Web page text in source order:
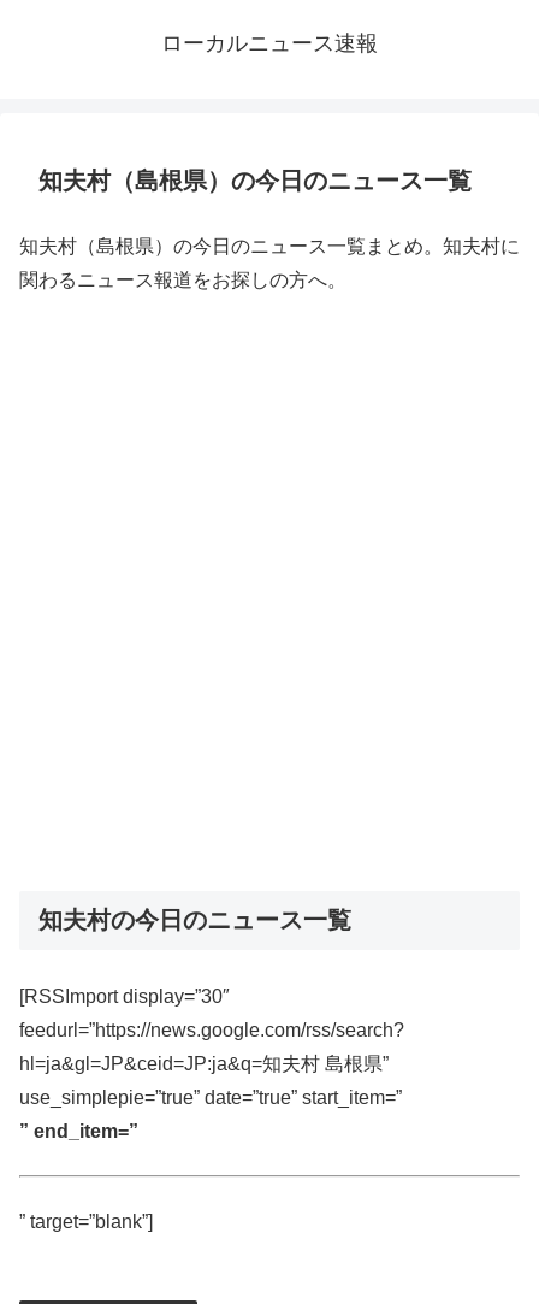
ローカルニュース速報
知夫村（島根県）の今日のニュース一覧
知夫村（島根県）の今日のニュース一覧まとめ。知夫村に
関わるニュース報道をお探しの方へ。
知夫村の今日のニュース一覧
[RSSImport display=”30″
feedurl=”https://news.google.com/rss/search?
hl=ja&gl=JP&ceid=JP:ja&q=知夫村 島根県”
use_simplepie=”true” date=”true” start_item=”
” end_item=”
” target=”blank”]